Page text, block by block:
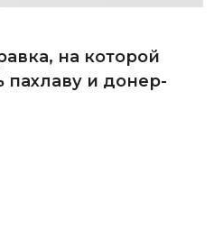
на которой
пахлаву и донер-